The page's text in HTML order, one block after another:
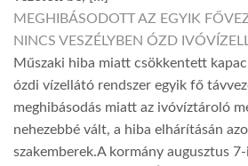
MEGHIBÁSODOTT AZ EGYIK
NINCS VESZÉLYBEN ÓZD
Műszaki hiba miatt csökkentett
ózdi vízellátó rendszer egyik fő
meghibásodás miatt az ivóvíztároló
nehezebbé vált, a hiba elhárításán
szakemberek.A kormány augusztus